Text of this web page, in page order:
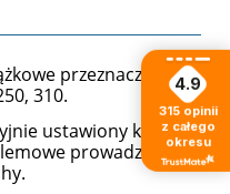
przeznaczone do
310.
ustawiony kąt
prowadzenie
4.9
315 opinii
z całego
okresu